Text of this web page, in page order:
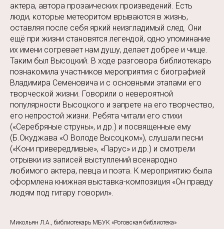
актера, автора прозаических произведений. Есть
люди, которые метеоритом врываются в жизнь,
оставляя после себя яркий неизгладимый след. Они
ещё при жизни становятся легендой, одно упоминание
их имени согревает нам душу, делает добрее и чище.
Таким был Высоцкий. В ходе разговора библиотекарь
познакомила участников мероприятия с биографией
Владимира Семеновича и с основными этапами его
творческой жизни. Говорили о невероятной
популярности Высоцкого и запрете на его творчество,
его непростой жизни. Ребята читали его стихи
(«Серебряные струны», и др.) и посвященные ему
(Б.Окуджава «О Володе Высоцком»), слушали песни
(«Кони привередливые», «Парус» и др.) и смотрели
отрывки из записей выступлений всенародно
любимого актера, певца и поэта. К мероприятию была
оформлена книжная выставка-композиция «Он правду
людям под гитару говорил».
Микольян Л.А., библиотекарь МБУК «Роговская библиотека»